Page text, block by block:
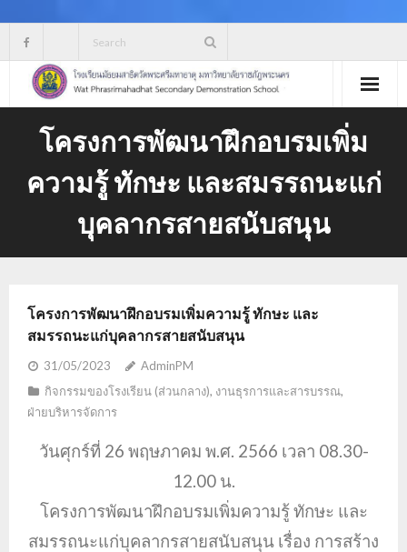
content
โครงการพัฒนาฝึกอบรมเพิ่ม
ความรู้ ทักษะ และสมรรถนะแก่
บุคลากรสายสนับสนุน
โครงการพัฒนาฝึกอบรมเพิ่มความรู้ ทักษะ และ
สมรรถนะแก่บุคลากรสายสนับสนุน
31/05/2023
AdminPM
กิจกรรมของโรงเรียน (ส่วนกลาง), งานธุรการและสารบรรณ,
ฝ่ายบริหารจัดการ
วันศุกร์ที่ 26 พฤษภาคม พ.ศ. 2566 เวลา 08.30-
12.00 น.
โครงการพัฒนาฝึกอบรมเพิ่มความรู้ ทักษะ และ
สมรรถนะแก่บุคลากรสายสนับสนุน เรื่อง การสร้าง